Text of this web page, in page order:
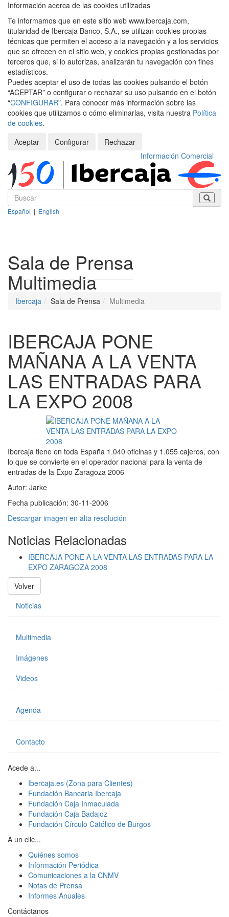
Información acerca de las cookies utilizadas
Te informamos que en este sitio web www.ibercaja.com,
titularidad de Ibercaja Banco, S.A., se utilizan cookies propias
técnicas que permiten el acceso a la navegación y a los servicios
que se ofrecen en el sitio web, y cookies propias gestionadas por
terceros que, si lo autorizas, analizarán tu navegación con fines
estadísticos.
Puedes aceptar el uso de todas las cookies pulsando el botón
“ACEPTAR” o configurar o rechazar su uso pulsando en el botón
“CONFIGURAR”. Para conocer más información sobre las
cookies que utilizamos o cómo eliminarlas, visita nuestra Política
de cookies.
Aceptar
Configurar
Rechazar
Información Comercial
Español | English
Sala de Prensa
Multimedia
Ibercaja Sala de Prensa Multimedia
IBERCAJA PONE
MAÑANA A LA VENTA
LAS ENTRADAS PARA
LA EXPO 2008
Ibercaja tiene en toda España 1.040 oficinas y 1.055 cajeros, con
lo que se convierte en el operador nacional para la venta de
entradas de la Expo Zaragoza 2006
Autor: Jarke
Fecha publicación: 30-11-2006
Descargar imagen en alta resolución
Noticias Relacionadas
IBERCAJA PONE A LA VENTA LAS ENTRADAS PARA LA
EXPO ZARAGOZA 2008
Volver
Noticias
Multimedia
Imágenes
Videos
Agenda
Contacto
Acede a...
Ibercaja.es (Zona para Clientes)
Fundación Bancaria Ibercaja
Fundación Caja Inmaculada
Fundación Caja Badajoz
Fundación Círculo Católico de Burgos
A un clic...
Quiénes somos
Información Periódica
Comunicaciones a la CNMV
Notas de Prensa
Informes Anuales
Contáctanos